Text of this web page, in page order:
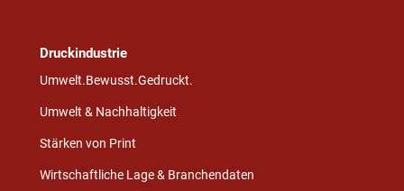
Druckindustrie
Umwelt.Bewusst.Gedruckt.
Umwelt & Nachhaltigkeit
Stärken von Print
Wirtschaftliche Lage & Branchendaten